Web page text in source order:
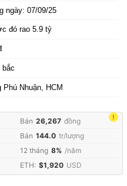
ngày: 07/09/25
đó rao 5.9 tỷ
bắc
Phú Nhuận, HCM
!
Bán 26,267 đồng
Bán 144.0 tr/lượng
12 tháng 8% /năm
ETH: $1,920 USD